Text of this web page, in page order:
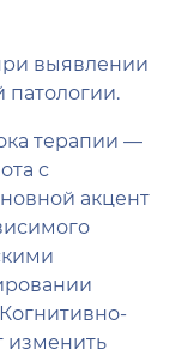
выявлении
патологии.
терапии —
с
акцент
изменить